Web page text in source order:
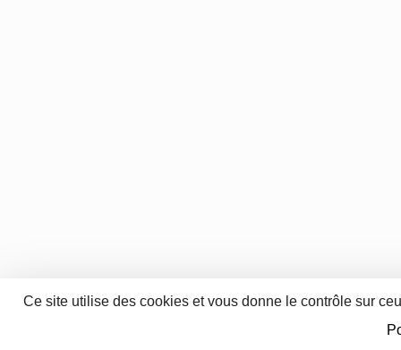
Ce site utilise des cookies et vous donne le contrôle sur